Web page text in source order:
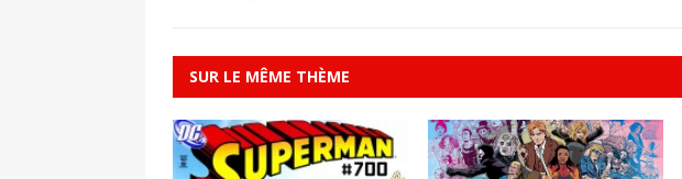
SUR LE MÊME THÈME